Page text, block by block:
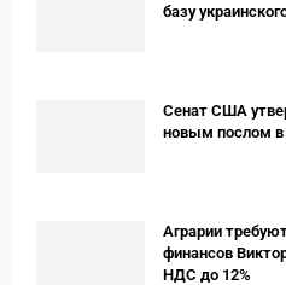
базу
Сенат США
новым послом
Аграрии
финансов
НДС до 12%